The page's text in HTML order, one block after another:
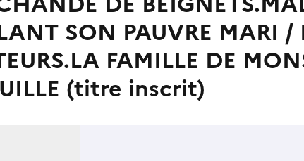
SON PAUVRE MARI /
FAMILLE DE
(titre inscrit)